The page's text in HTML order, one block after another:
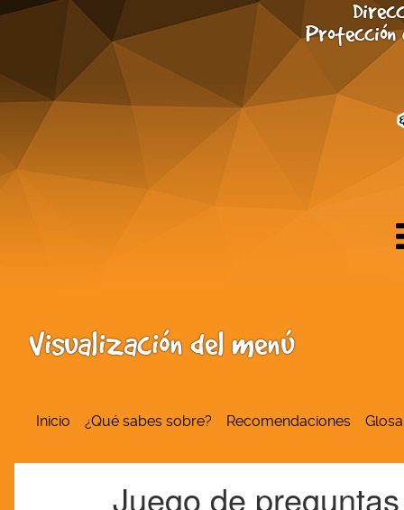
Saltar al contenido principal
Protección
Visualización del menú
Inicio ¿Qué sabes sobre? Recomendaciones